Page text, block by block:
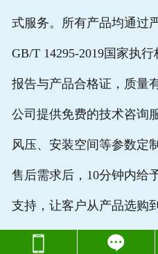
式服务。所有产品均通过
GB/T 14295-2019国家执
报告与产品合格证，质量
公司提供免费的技术咨询
风压、安装空间等参数定
售后需求后，10分钟内给
支持，让客户从产品选购